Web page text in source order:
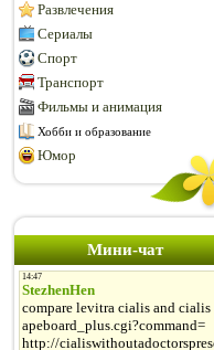
Развлечения
Сериалы
Спорт
Транспорт
Фильмы и анимация
Хобби и образование
Юмор
Мини-чат